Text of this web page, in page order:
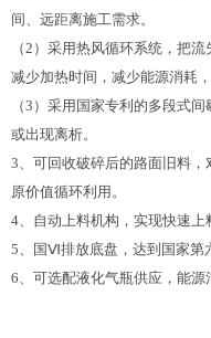
间、远距离施工需求。
（2）采用热风循环系统，把
减少加热时间，减少能源消耗
（3）采用国家专利的多段式
或出现离析。
3、可回收破碎后的路面旧料
原价值循环利用。
4、自动上料机构，实现快速上
5、国Ⅵ排放底盘，达到国家第
6、可选配液化气瓶供应，能源